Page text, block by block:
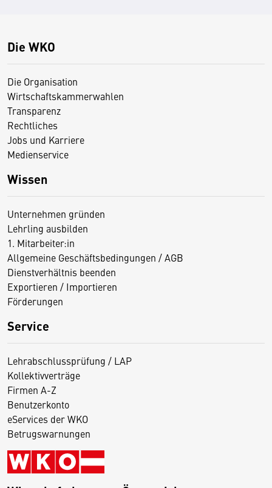
Die WKO
Die Organisation
Wirtschaftskammerwahlen
Transparenz
Rechtliches
Jobs und Karriere
Medienservice
Wissen
Unternehmen gründen
Lehrling ausbilden
1. Mitarbeiter:in
Allgemeine Geschäftsbedingungen / AGB
Dienstverhältnis beenden
Exportieren / Importieren
Förderungen
Service
Lehrabschlussprüfung / LAP
Kollektivverträge
Firmen A-Z
Benutzerkonto
eServices der WKO
Betrugswarnungen